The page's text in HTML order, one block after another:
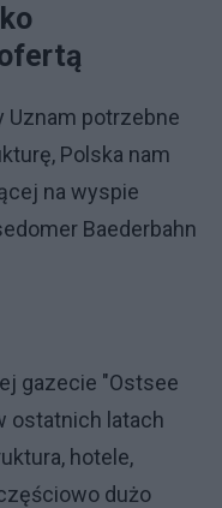
potrzebne
Polska nam
na wyspie
Baederbahn
gazecie "Ostsee
ostatnich latach
hotele,
dużo